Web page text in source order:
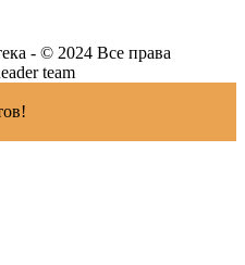
- © 2024 Все права
team